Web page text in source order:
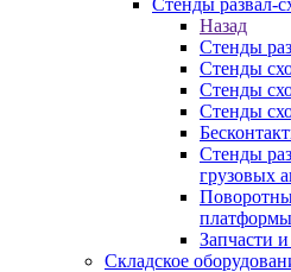
Стенды развал-
Назад
Стенды
Стенды
Стенды
Стенды
Стенды
грузовых
платформы
Запчасти
Складское